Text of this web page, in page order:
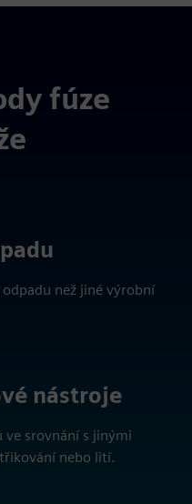
fúze
než jiné výrobní
nástroje
ve srovnání s jinými
nebo lití.